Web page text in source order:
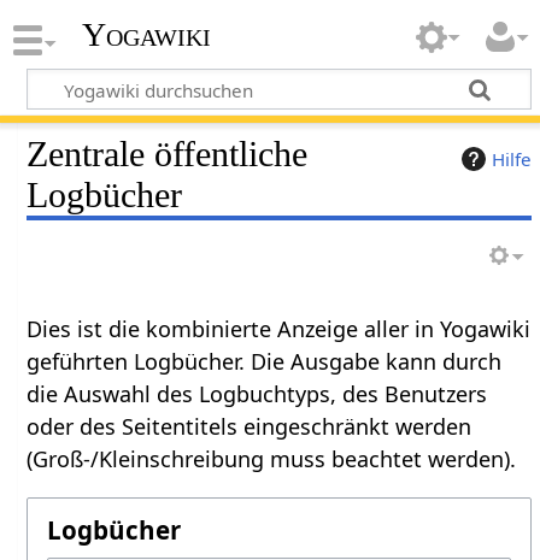
Yogawiki
Hilfe
Zentrale öffentliche
Logbücher
Dies ist die kombinierte Anzeige aller in Yogawiki
geführten Logbücher. Die Ausgabe kann durch
die Auswahl des Logbuchtyps, des Benutzers
oder des Seitentitels eingeschränkt werden
(Groß-/Kleinschreibung muss beachtet werden).
Logbücher